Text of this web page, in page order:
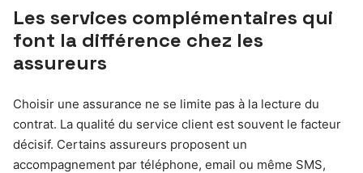
Les services complémentaires qui
font la différence chez les
assureurs
Choisir une assurance ne se limite pas à la lecture du
contrat. La qualité du service client est souvent le facteur
décisif. Certains assureurs proposent un
accompagnement par téléphone, email ou même SMS,